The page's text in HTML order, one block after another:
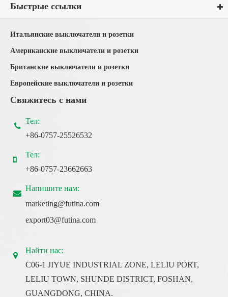
Быстрые ссылки
Итальянские выключатели и розетки
Американские выключатели и розетки
Британские выключатели и розетки
Европейские выключатели и розетки
Свяжитесь с нами
Тел:
+86-0757-25526532
Тел:
+86-0757-23662663
Напишите нам:
marketing@futina.com
export03@futina.com
Найти нас:
C06-1 JIYUE INDUSTRIAL ZONE, LELIU PORT,
LELIU TOWN, SHUNDE DISTRICT, FOSHAN,
GUANGDONG, CHINA.